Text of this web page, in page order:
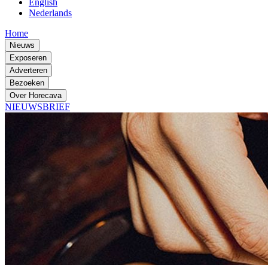
Nederlands
Home
Nieuws
Exposeren
Adverteren
Bezoeken
Over Horecava
NIEUWSBRIEF